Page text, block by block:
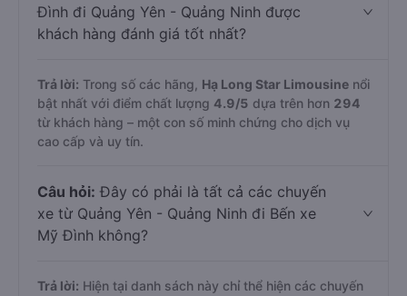
Đình đi Quảng Yên - Quảng Ninh được
khách hàng đánh giá tốt nhất?
Trả lời: Trong số các hãng, Hạ Long Star Limousine nổi
bật nhất với điểm chất lượng 4.9/5 dựa trên hơn 294
từ khách hàng – một con số minh chứng cho dịch vụ
cao cấp và uy tín.
Câu hỏi: Đây có phải là tất cả các chuyến
xe từ Quảng Yên - Quảng Ninh đi Bến xe
Mỹ Đình không?
Trả lời: Hiện tại danh sách này chỉ thể hiện các chuyến